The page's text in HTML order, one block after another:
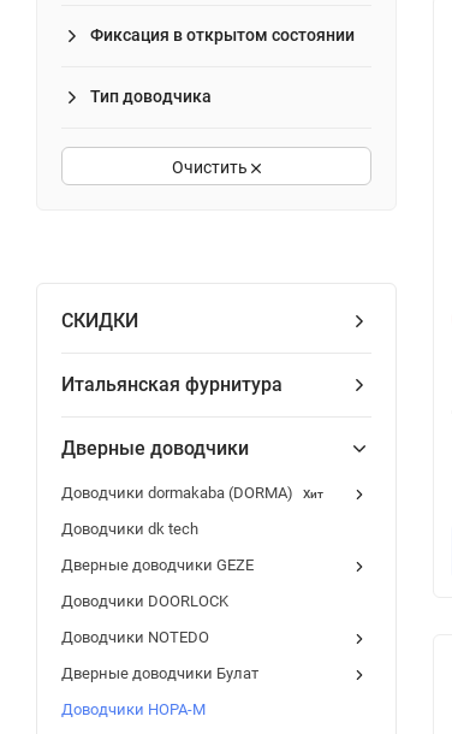
Фиксация в открытом состоянии
Тип доводчика
Очистить
СКИДКИ
Итальянская фурнитура
Дверные доводчики
Доводчики dormakaba (DORMA) Хит
Доводчики dk tech
Дверные доводчики GEZE
Доводчики DOORLOCK
Доводчики NOTEDO
Дверные доводчики Булат
Доводчики НОРА-М